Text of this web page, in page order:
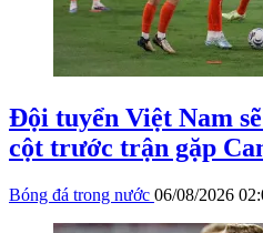
Đội tuyển Việt Nam
cột trước trận gặp
Bóng đá trong nước 06/08/2026